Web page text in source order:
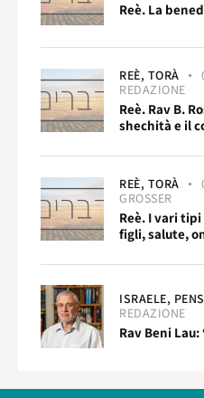
Reè. La
REÈ, TORÀ
REDAZIONE
Reè. Rav B.
shechità e il
REÈ, TORÀ
GROSSER
Reè. I vari
figli, salute,
ISRAELE,
REDAZIONE
Rav Beni